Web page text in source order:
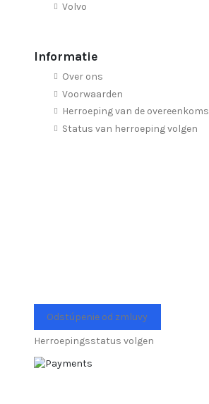
Volvo
Informatie
Over ons
Voorwaarden
Herroeping van de
Status van herroeping volgen
Odstúpenie od zmluvy
Herroepingsstatus volgen